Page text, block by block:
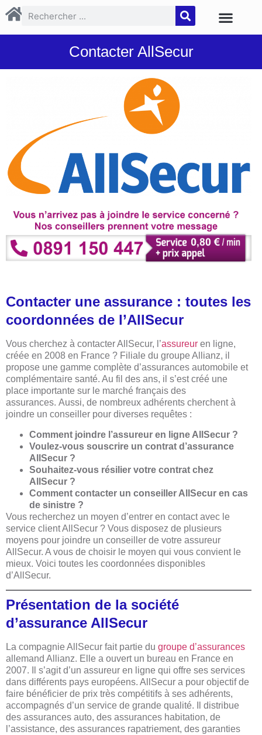
Contacter AllSecur
Contacter une assurance : toutes les
coordonnées de l’AllSecur
Vous cherchez à contacter AllSecur, l’assureur en ligne,
créée en 2008 en France ? Filiale du groupe Allianz, il
propose une gamme complète d’assurances automobile et
complémentaire santé. Au fil des ans, il s’est créé une
place importante sur le marché français des
assurances. Aussi, de nombreux adhérents cherchent à
joindre un conseiller pour diverses requêtes :
Comment joindre l’assureur en ligne AllSecur ?
Voulez-vous souscrire un contrat d’assurance
AllSecur ?
Souhaitez-vous résilier votre contrat chez
AllSecur ?
Comment contacter un conseiller AllSecur en cas
de sinistre ?
Vous recherchez un moyen d’entrer en contact avec le
service client AllSecur ? Vous disposez de plusieurs
moyens pour joindre un conseiller de votre assureur
AllSecur. A vous de choisir le moyen qui vous convient le
mieux. Voici toutes les coordonnées disponibles
d’AllSecur.
Présentation de la société
d’assurance AllSecur
La compagnie AllSecur fait partie du groupe d’assurances
allemand Allianz. Elle a ouvert un bureau en France en
2007. Il s’agit d’un assureur en ligne qui offre ses services
dans différents pays européens. AllSecur a pour objectif de
faire bénéficier de prix très compétitifs à ses adhérents,
accompagnés d’un service de grande qualité. Il distribue
des assurances auto, des assurances habitation, de
l’assistance, des assurances rapatriement, des garanties